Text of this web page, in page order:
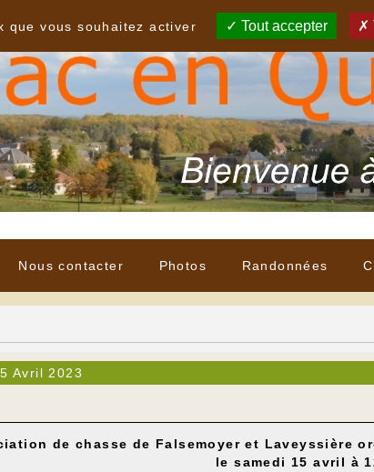
Nous contacter Photos Randonnées
Avril 2023
de chasse de Falsemoyer et Laveyssière
le samedi 15 avril à
que vous souhaitez activer
Tout accepter